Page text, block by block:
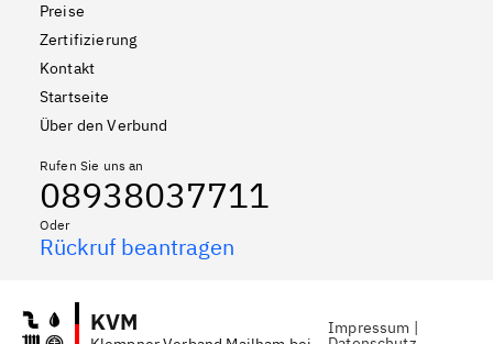
Preise
Zertifizierung
Kontakt
Startseite
Über den Verbund
Rufen Sie uns an
08938037711
Oder
Rückruf beantragen
KVM Impressum |